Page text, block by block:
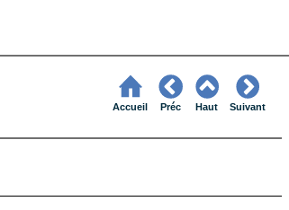
Accueil Préc Haut Suivant